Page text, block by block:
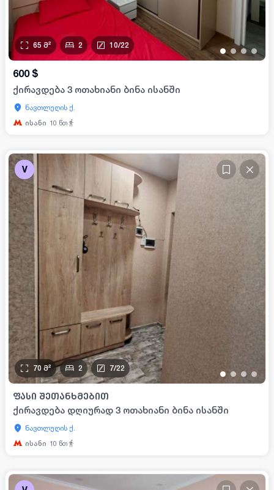
••• •
65 მ² 2 10/22
600 $
ქირავდება 3 ოთახიანი ბინა ისანში
ნავთლუღის ქ.
ისანი 10 წთ
V
• • • •
70 მ² 2 7/22
ᲤᲐᲡᲘ ᲨᲔᲗᲐᲜᲮᲛᲔᲑᲘᲗ
ქირავდება დღიურად 3 ოთახიანი ბინა ისანში
ნავთლუღის ქ.
ისანი 10 წთ